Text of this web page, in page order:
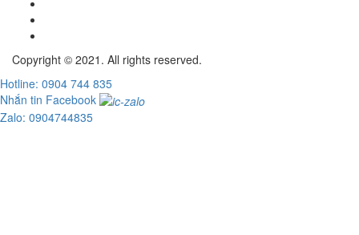
Copyright © 2021. All rights reserved.
Hotline: 0904 744 835
Nhắn tin Facebook
Zalo: 0904744835